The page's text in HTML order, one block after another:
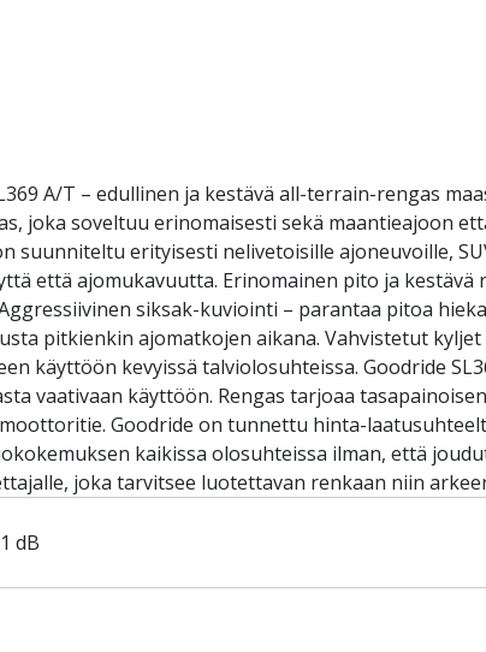
A/T – edullinen ja kestävä all-terrain-rengas
joka soveltuu erinomaisesti sekä maantieajoon
suunniteltu erityisesti nelivetoisille ajoneuvoille,
että ajomukavuutta. Erinomainen pito ja
siksak-kuviointi – parantaa pitoa
pitkienkin ajomatkojen aikana. Vahvistetut
käyttöön kevyissä talviolosuhteissa. Goodride
vaativaan käyttöön. Rengas tarjoaa
Goodride on tunnettu hinta-
kaikissa olosuhteissa ilman, että
joka tarvitsee luotettavan renkaan niin
dB